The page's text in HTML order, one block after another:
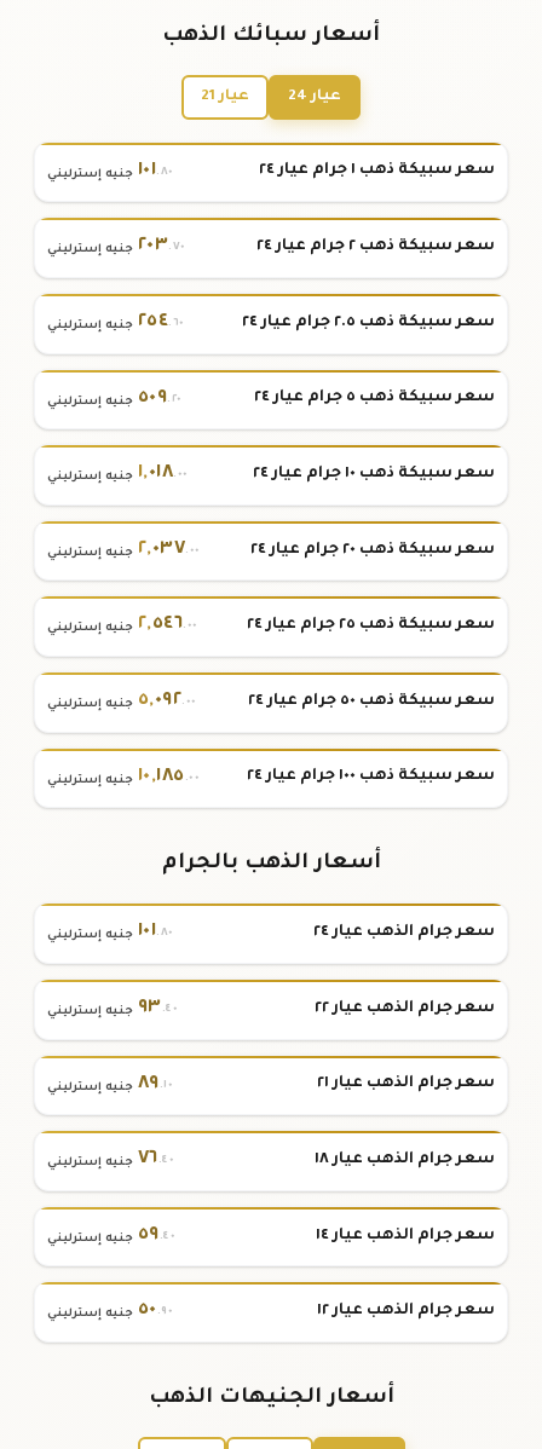
أسعار سبائك الذهب
عيار 24 عيار 21
سعر سبيكة ذهب ١ جرام عيار ٢٤ ١٠١.٨٠ جنيه إسترليني
سعر سبيكة ذهب ٢ جرام عيار ٢٤ ٢٠٣.٧٠ جنيه إسترليني
سعر سبيكة ذهب ٢.٥ جرام عيار ٢٤ ٢٥٤.٦٠ جنيه إسترليني
سعر سبيكة ذهب ٥ جرام عيار ٢٤ ٥٠٩.٢٠ جنيه إسترليني
سعر سبيكة ذهب ١٠ جرام عيار ٢٤ ١,٠١٨.٠٠ جنيه إسترليني
سعر سبيكة ذهب ٢٠ جرام عيار ٢٤ ٢,٠٣٧.٠٠ جنيه إسترليني
سعر سبيكة ذهب ٢٥ جرام عيار ٢٤ ٢,٥٤٦.٠٠ جنيه إسترليني
سعر سبيكة ذهب ٥٠ جرام عيار ٢٤ ٥,٠٩٢.٠٠ جنيه إسترليني
سعر سبيكة ذهب ١٠٠ جرام عيار ٢٤ ١٠,١٨٥ .٠٠ جنيه إسترليني
أسعار الذهب بالجرام
سعر جرام الذهب عيار ٢٤ ١٠١.٨٠ جنيه إسترليني
سعر جرام الذهب عيار ٢٢ ٩٣.٤٠ جنيه إسترليني
سعر جرام الذهب عيار ٢١ ٨٩.١٠ جنيه إسترليني
سعر جرام الذهب عيار ١٨ ٧٦.٤٠ جنيه إسترليني
سعر جرام الذهب عيار ١٤ ٥٩.٤٠ جنيه إسترليني
سعر جرام الذهب عيار ١٢ ٥٠ .٩٠ جنيه إسترليني
أسعار الجنيهات الذهب